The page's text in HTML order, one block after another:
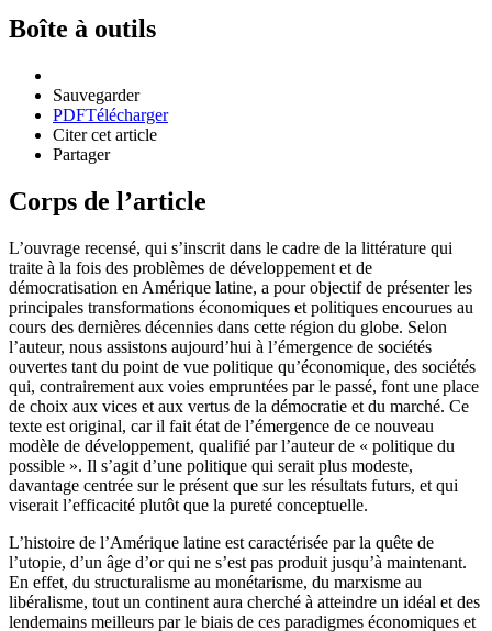
Boîte à outils
Sauvegarder
PDFTélécharger
Citer cet article
Partager
Corps de l’article
L’ouvrage recensé, qui s’inscrit dans le cadre de la littérature qui
traite à la fois des problèmes de développement et de
démocratisation en Amérique latine, a pour objectif de présenter les
principales transformations économiques et politiques encourues au
cours des dernières décennies dans cette région du globe. Selon
l’auteur, nous assistons aujourd’hui à l’émergence de sociétés
ouvertes tant du point de vue politique qu’économique, des sociétés
qui, contrairement aux voies empruntées par le passé, font une place
de choix aux vices et aux vertus de la démocratie et du marché. Ce
texte est original, car il fait état de l’émergence de ce nouveau
modèle de développement, qualifié par l’auteur de « politique du
possible ». Il s’agit d’une politique qui serait plus modeste,
davantage centrée sur le présent que sur les résultats futurs, et qui
viserait l’efficacité plutôt que la pureté conceptuelle.
L’histoire de l’Amérique latine est caractérisée par la quête de
l’utopie, d’un âge d’or qui ne s’est pas produit jusqu’à maintenant.
En effet, du structuralisme au monétarisme, du marxisme au
libéralisme, tout un continent aura cherché à atteindre un idéal et des
lendemains meilleurs par le biais de ces paradigmes économiques et